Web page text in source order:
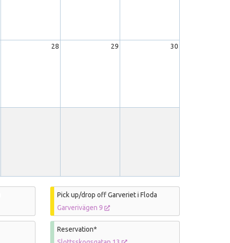
28 29 30
Pick up/drop off Garveriet i Floda
Garverivägen 9
Reservation*